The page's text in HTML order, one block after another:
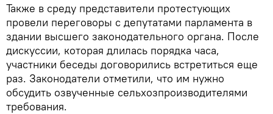
Также в среду представители протестующих
провели переговоры с депутатами парламента в
здании высшего законодательного органа. После
дискуссии, которая длилась порядка часа,
участники беседы договорились встретиться еще
раз. Законодатели отметили, что им нужно
обсудить озвученные сельхозпроизводителями
требования.